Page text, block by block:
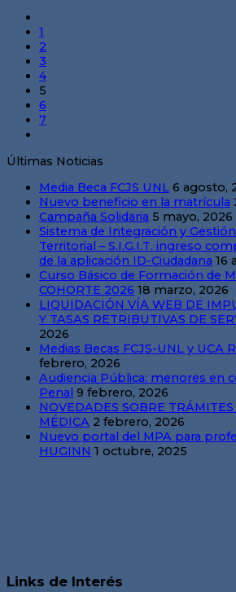
1
2
3
4
5
6
7
Últimas Noticias
Media Beca FCJS UNL 6 agosto,
Nuevo beneficio en la matrícula
Campaña Solidaria 5 mayo, 2026
Sistema de Integración y
Territorial – S.I.G.I.T. ingreso
de la aplicación ID-Ciudadana 16
Curso Básico de Formación de
COHORTE 2026 18 marzo, 2026
LIQUIDACIÓN VÍA WEB DE
Y TASAS RETRIBUTIVAS DE
2026
Medias Becas FCJS-UNL y UCA
febrero, 2026
Audiencia Pública: menores en
Penal 9 febrero, 2026
NOVEDADES SOBRE
MÉDICA 2 febrero, 2026
Nuevo portal del MPA para
HUGINN 1 octubre, 2025
Links de Interés